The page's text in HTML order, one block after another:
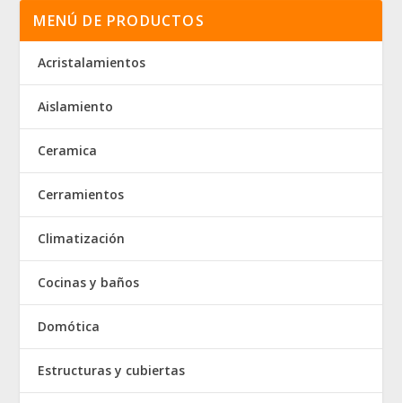
MENÚ DE PRODUCTOS
Acristalamientos
Aislamiento
Ceramica
Cerramientos
Climatización
Cocinas y baños
Domótica
Estructuras y cubiertas